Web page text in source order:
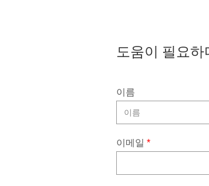
도움이 필요
이름
이메일 *